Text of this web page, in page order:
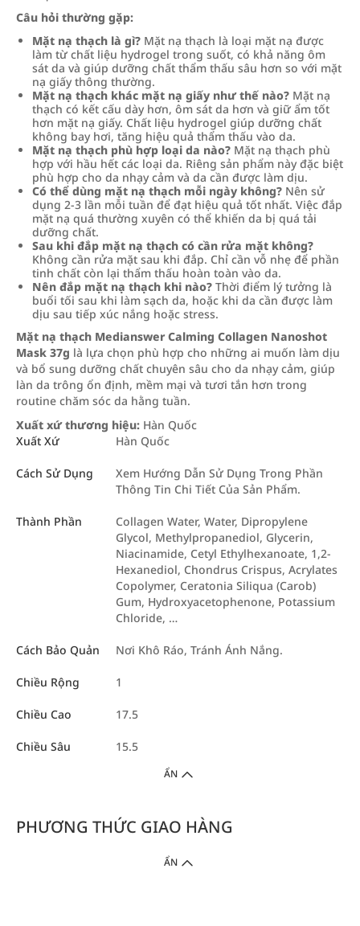
Câu hỏi thường gặp:
Mặt nạ thạch là gì? Mặt nạ thạch là loại mặt nạ được
làm từ chất liệu hydrogel trong suốt, có khả năng ôm
sát da và giúp dưỡng chất thẩm thấu sâu hơn so với mặt
nạ giấy thông thường.
Mặt nạ thạch khác mặt nạ giấy như thế nào? Mặt nạ
thạch có kết cấu dày hơn, ôm sát da hơn và giữ ẩm tốt
hơn mặt nạ giấy. Chất liệu hydrogel giúp dưỡng chất
không bay hơi, tăng hiệu quả thẩm thấu vào da.
Mặt nạ thạch phù hợp loại da nào? Mặt nạ thạch phù
hợp với hầu hết các loại da. Riêng sản phẩm này đặc biệt
phù hợp cho da nhạy cảm và da cần được làm dịu.
Có thể dùng mặt nạ thạch mỗi ngày không? Nên sử
dụng 2-3 lần mỗi tuần để đạt hiệu quả tốt nhất. Việc đắp
mặt nạ quá thường xuyên có thể khiến da bị quá tải
dưỡng chất.
Sau khi đắp mặt nạ thạch có cần rửa mặt không?
Không cần rửa mặt sau khi đắp. Chỉ cần vỗ nhẹ để phần
tinh chất còn lại thẩm thấu hoàn toàn vào da.
Nên đắp mặt nạ thạch khi nào? Thời điểm lý tưởng là
buổi tối sau khi làm sạch da, hoặc khi da cần được làm
dịu sau tiếp xúc nắng hoặc stress.
Mặt nạ thạch Medianswer Calming Collagen Nanoshot
Mask 37g là lựa chọn phù hợp cho những ai muốn làm dịu
và bổ sung dưỡng chất chuyên sâu cho da nhạy cảm, giúp
làn da trông ổn định, mềm mại và tươi tắn hơn trong
routine chăm sóc da hằng tuần.
Xuất xứ thương hiệu: Hàn Quốc
Xuất Xứ
Hàn Quốc
Cách Sử Dụng
Xem Hướng Dẫn Sử Dụng Trong Phần
Thông Tin Chi Tiết Của Sản Phẩm.
Thành Phần
Collagen Water, Water, Dipropylene
Glycol, Methylpropanediol, Glycerin,
Niacinamide, Cetyl Ethylhexanoate, 1,2-
Hexanediol, Chondrus Crispus, Acrylates
Copolymer, Ceratonia Siliqua (Carob)
Gum, Hydroxyacetophenone, Potassium
Chloride, …
Cách Bảo Quản Nơi Khô Ráo, Tránh Ánh Nắng.
Chiều Rộng 1
Chiều Cao 17.5
Chiều Sâu 15.5
ẨN
PHƯƠNG THỨC GIAO HÀNG
ẨN